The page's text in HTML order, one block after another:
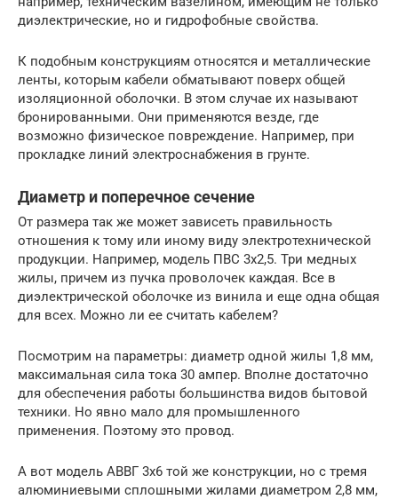
диэлектрические, но и гидрофобные свойства.
К подобным конструкциям относятся и металлические
ленты, которым кабели обматывают поверх общей
изоляционной оболочки. В этом случае их называют
бронированными. Они применяются везде, где
возможно физическое повреждение. Например, при
прокладке линий электроснабжения в грунте.
Диаметр и поперечное сечение
От размера так же может зависеть правильность
отношения к тому или иному виду электротехнической
продукции. Например, модель ПВС 3х2,5. Три медных
жилы, причем из пучка проволочек каждая. Все в
диэлектрической оболочке из винила и еще одна общая
для всех. Можно ли ее считать кабелем?
Посмотрим на параметры: диаметр одной жилы 1,8 мм,
максимальная сила тока 30 ампер. Вполне достаточно
для обеспечения работы большинства видов бытовой
техники. Но явно мало для промышленного
применения. Поэтому это провод.
А вот модель АВВГ 3х6 той же конструкции, но с тремя
алюминиевыми сплошными жилами диаметром 2,8 мм,